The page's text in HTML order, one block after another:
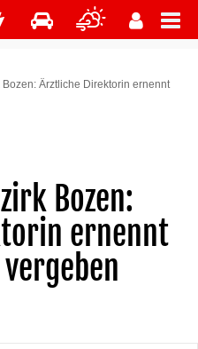
Ärztliche Direktorin ernennt
Bozen:
ernennt